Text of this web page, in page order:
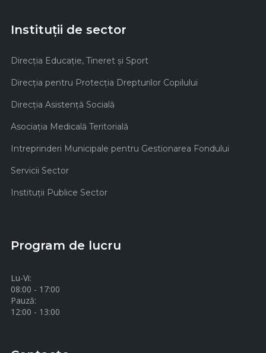
Instituții de sector
Direcţia Educaţie, Tineret şi Sport
Direcţia pentru Protecţia Drepturilor Copilului
Direcţia Asistenţă Socială
Asociaţia Medicală Teritorială
Intreprinderi Municipale pentru Gestionarea Fondului
Servicii Sector
Instituţii Publice Sector
Program de lucru
Lu-Vi:
08:00 - 17:00
Pauză:
12:00 - 13:00